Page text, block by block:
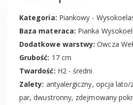
Kategoria: Piankowy -
Baza materaca: Pianka
Dodatkowe warstwy:Owcza
Grubość: 17 cm
Twardość: H2 - średni
Zalety: antyalergiczny, opcja lato/
par, dwustronny, zdejmowany